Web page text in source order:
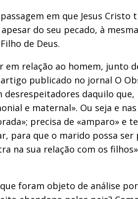
em que Jesus
do seu pecado, à
de Deus.
relação ao homem, junto
publicado no jornal O
daquilo
e maternal». Ou seja e
precisa de «amparo» e
para que o marido possa
na sua relação com os
foram objeto de análise